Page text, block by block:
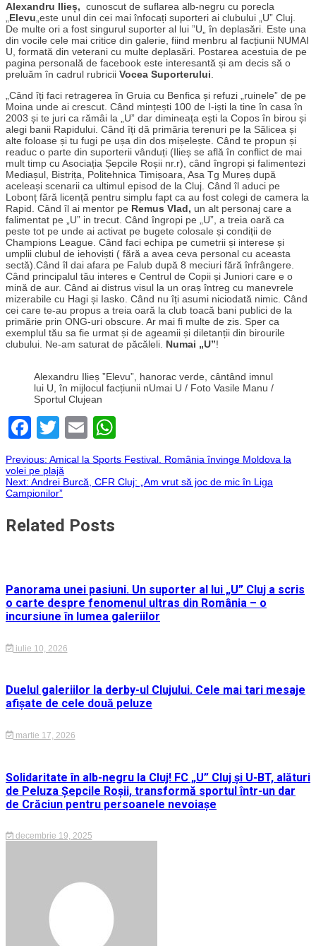
Alexandru Ilieș, cunoscut de suflarea alb-negru cu porecla
Elevu „este unul din cei mai înfocați suporteri ai clubului „U” Cluj.
De multe ori a fost singurul suporter al lui ”U„ în deplasări. Este una
din vocile cele mai critice din galerie, fiind menbru al facțiunii NUMAI
U, formată din veterani cu multe deplasări. Postarea acestuia de pe
pagina personală de facebook este interesantă și am decis să o
preluăm în cadrul rubricii Vocea Suporterului
„Când îți faci retragerea în Gruia cu Benfica și refuzi „ruinele” de pe
Moina unde ai crescut. Când mințești 100 de I-iști la tine în casa în
2003 și te juri ca rămâi la „U” dar dimineața ești la Copos în birou și
alegi banii Rapidului. Când îți dă primăria terenuri pe la Sălicea și
alte foloase și tu fugi pe ușa din dos mișelește. Când te propun și
readuc o parte din suporterii vânduți (Ilieș se află în conflict de mai
mult timp cu Asociația Șepcile Roșii nr.r), când îngropi și falimentezi
Mediașul, Bistrița, Politehnica Timișoara, Asa Tg Mureș după
aceleași scenarii ca ultimul episod de la Cluj. Când îl aduci pe
Lobonț fără licență pentru simplu fapt ca au fost colegi de camera la
Rapid. Când îl ai mentor pe Remus Vlad, un alt personaj care a
falimentat pe „U” in trecut. Când îngropi pe „U”, a treia oară ca
peste tot pe unde ai activat pe bugete colosale și condiții de
Champions League. Când faci echipa pe cumetrii și interese și
umplii clubul de iehoviști ( fără a avea ceva personal cu aceasta
sectă).Când îl dai afara pe Falub după 8 meciuri fără înfrângere.
Când principalul tău interes e Centrul de Copii și Juniori care e o
mină de aur. Când ai distrus visul la un oraș întreg cu manevrele
mizerabile cu Hagi și Iasko. Când nu îți asumi niciodată nimic. Când
cei care te-au propus a treia oară la club toacă bani publici de la
primărie prin ONG-uri obscure. Ar mai fi multe de zis. Sper ca
exemplul tău sa fie urmat și de ageamii și diletanții din birourile
clubului. Ne-am saturat de păcăleli. Numai „U”!
Alexandru Ilieș ”Elevu”, hanorac verde, cântând imnul
lui U, în mijlocul facțiunii nUmai U / Foto Vasile Manu /
Sportul Clujean
Facebook
TwitterEmail
Navigare
în
articole
Previous: Amical la Sports Festival. România învinge Moldova la
volei pe plajă
Next: Andrei Burcă, CFR Cluj: „Am vrut să joc de mic în Liga
Campionilor”
Related Posts
Panorama unei pasiuni. Un suporter al lui „U” Cluj a scris
o carte despre fenomenul ultras din România – o
incursiune în lumea galeriilor
iulie 10, 2026
Duelul galeriilor la derby-ul Clujului. Cele mai tari mesaje
afișate de cele două peluze
martie 17, 2026
Solidaritate în alb-negru la Cluj! FC „U” Cluj și U-BT, alături
de Peluza Șepcile Roșii, transformă sportul într-un dar
de Crăciun pentru persoanele nevoiașe
decembrie 19, 2025